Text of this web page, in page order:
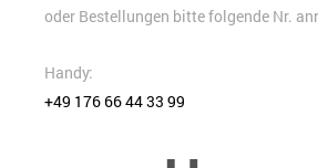
oder Bestellungen bitte folgende Nr.
Handy:
+49 176 66 44 33 99